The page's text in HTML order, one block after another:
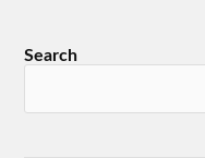
Search